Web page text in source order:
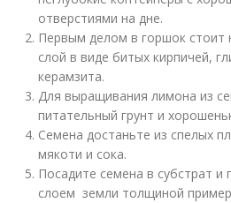
отверстиями на дне.
Первым делом в горшок стоит
слой в виде битых кирпичей,
керамзита.
Для выращивания лимона из
питательный грунт и
Семена достаньте из спелых
мякоти и сока.
Посадите семена в субстрат и
слоем земли толщиной